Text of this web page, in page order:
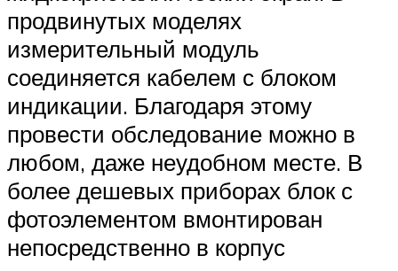
продвинутых моделях
измерительный модуль
соединяется кабелем с блоком
индикации. Благодаря этому
провести обследование можно в
любом, даже неудобном месте. В
более дешевых приборах блок с
фотоэлементом вмонтирован
непосредственно в корпус